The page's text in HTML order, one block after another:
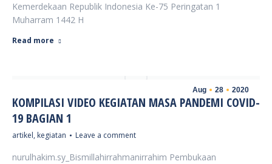
Kemerdekaan Republik Indonesia Ke-75 Peringatan 1
Muharram 1442 H
Read more
Aug 28 2020
KOMPILASI VIDEO KEGIATAN MASA PANDEMI COVID-
19 BAGIAN 1
artikel, kegiatan Leave a comment
nurulhakim.sy_Bismillahirrahmanirrahim Pembukaan